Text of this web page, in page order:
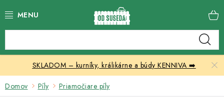
na
Skleníky
Nábytok
SKLADOM – kurníky, králikárne a búdy KENNIVA ➡️
Domov Píly Priamočiare píly